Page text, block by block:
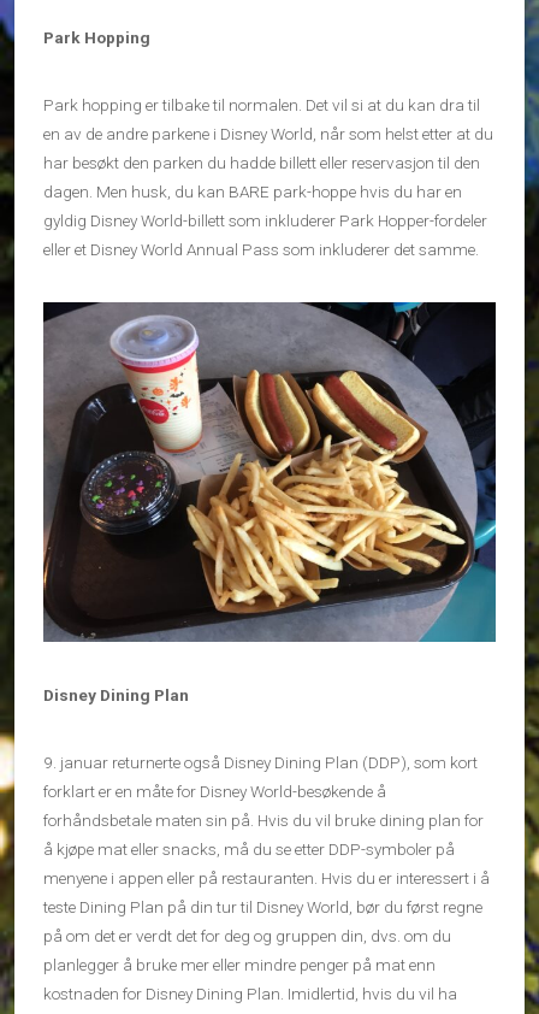
Park Hopping
Park hopping er tilbake til normalen. Det vil si at du kan dra til
en av de andre parkene i Disney World, når som helst etter at du
har besøkt den parken du hadde billett eller reservasjon til den
dagen. Men husk, du kan BARE park-hoppe hvis du har en
gyldig Disney World-billett som inkluderer Park Hopper-fordeler
eller et Disney World Annual Pass som inkluderer det samme.
Disney Dining Plan
9. januar returnerte også Disney Dining Plan (DDP), som kort
forklart er en måte for Disney World-besøkende å
forhåndsbetale maten sin på. Hvis du vil bruke dining plan for
å kjøpe mat eller snacks, må du se etter DDP-symboler på
menyene i appen eller på restauranten. Hvis du er interessert i å
teste Dining Plan på din tur til Disney World, bør du først regne
på om det er verdt det for deg og gruppen din, dvs. om du
planlegger å bruke mer eller mindre penger på mat enn
kostnaden for Disney Dining Plan. Imidlertid, hvis du vil ha